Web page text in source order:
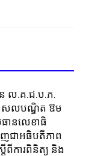
ន ល.គ.ជ.ប.ភ.
សលបណ្ឌិត ឱម
ធានលេខាធិ
ញជាអធិបតីភាព
ពីការពិនិត្យ​ និង